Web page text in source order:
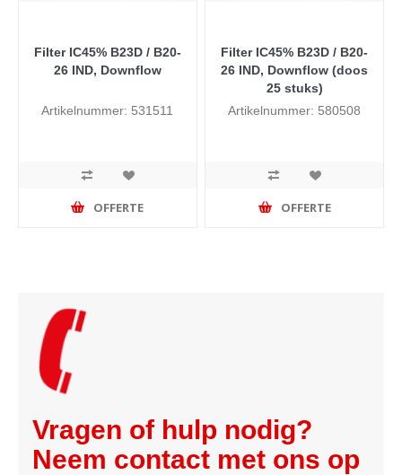
Filter IC45% B23D / B20-
26 IND, Downflow
Artikelnummer: 531511
OFFERTE
Filter IC45% B23D / B20-
26 IND, Downflow (doos
25 stuks)
Artikelnummer: 580508
OFFERTE
Vragen of hulp nodig?
Neem contact met ons op